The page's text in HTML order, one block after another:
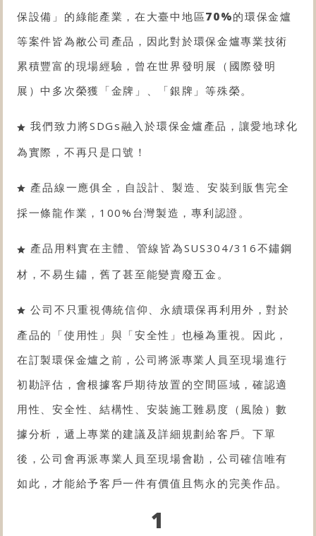
保設備 」的綠能產業，在大臺中地區70%的環保金爐
等案件皆為敝公司產品，因此對於環保金爐專業技術
累積豐富的現場經驗，曾在世界發明展（國際發明
展）中多次榮獲「金牌」、「銀牌」等殊榮。
我們致力將SDGs融入於環保金爐產品，讓愛地球化
為實際，不再只是口號！
產品線一應俱全，自設計、製造、安裝到販售完全
採一條龍作業，100%台灣製造，專利認證。
產品用料實在主體、管線皆為SUS304/316不鏽鋼
材，不易生鏽，舊了甚至能變賣廢五金。
公司不只重視傳統信仰、永續環保再利用外，對於
產品的「使用性」與「安全性」也極為重視。因此，
在訂製環保金爐之前，公司將派專業人員至現場進行
初勘評估，會根據客戶期待放置的空間區域，確認適
用性、安全性、結構性、安裝施工難易度（風險）數
據分析，遞上專業的建議及詳細規劃給客戶。下單
後，公司會再派專業人員至現場會勘，公司確信唯有
如此，才能給予客戶一件有價值且雋永的完美作品。
1